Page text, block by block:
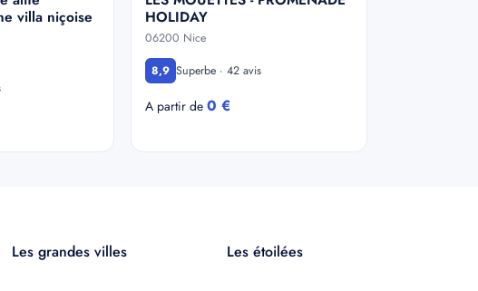
villa niçoise
HOLIDAY
06200 Nice
8,9 Superbe · 42 avis
A partir de 0 €
Les grandes villes Les étoilées